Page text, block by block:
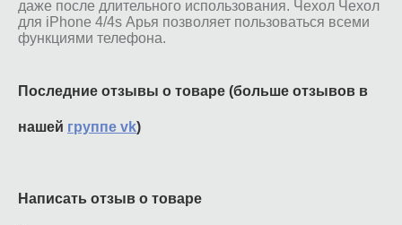
даже после длительного использования. Чехол Чехол
для iPhone 4/4s Арья позволяет пользоваться всеми
функциями телефона.
Последние отзывы о товаре (больше отзывов в
нашей группе vk)
Написать отзыв о товаре